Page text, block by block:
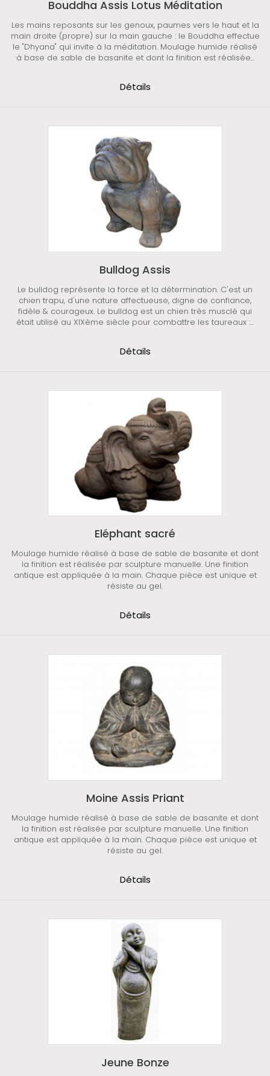
Bouddha Assis Lotus Méditation
Les mains reposants sur les genoux, paumes vers le haut et la
main droite (propre) sur la main gauche : le Bouddha effectue
le "Dhyana" qui invite à la méditation. Moulage humide réalisé
à base de sable de basanite et dont la finition est réalisée...
Détails
Bulldog Assis
Le bulldog représente la force et la détermination. C'est un
chien trapu, d'une nature affectueuse, digne de confiance,
fidèle & courageux. Le bulldog est un chien très musclé qui
était utilisé au XIXème siècle pour combattre les taureaux :...
Détails
Eléphant sacré
Moulage humide réalisé à base de sable de basanite et dont
la finition est réalisée par sculpture manuelle. Une finition
antique est appliquée à la main. Chaque pièce est unique et
résiste au gel.
Détails
Moine Assis Priant
Moulage humide réalisé à base de sable de basanite et dont
la finition est réalisée par sculpture manuelle. Une finition
antique est appliquée à la main. Chaque pièce est unique et
résiste au gel.
Détails
Jeune Bonze